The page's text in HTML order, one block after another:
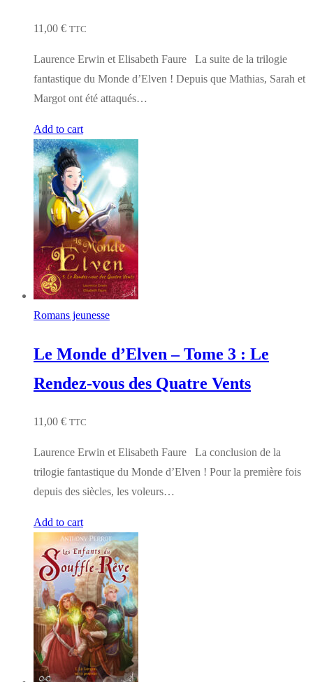
11,00 € TTC
Laurence Erwin et Elisabeth Faure La suite de la trilogie
fantastique du Monde d’Elven ! Depuis que Mathias, Sarah et
Margot ont été attaqués…
Add to cart
Romans jeunesse
Le Monde d’Elven – Tome 3 : Le
Rendez-vous des Quatre Vents
11,00 € TTC
Laurence Erwin et Elisabeth Faure La conclusion de la
trilogie fantastique du Monde d’Elven ! Pour la première fois
depuis des siècles, les voleurs…
Add to cart